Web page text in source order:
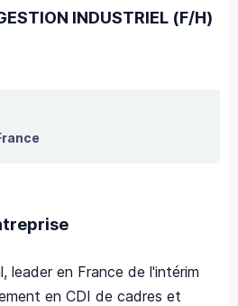
INDUSTRIEL (F/H)
leader en France de l'intérim
en CDI de cadres et